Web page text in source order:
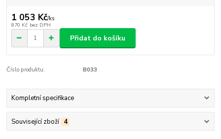
1 053 Kč/ks
870 Kč bez DPH
Přidat do košíku
Číslo produktu: B033
Kompletní specifikace
Související zboží 4